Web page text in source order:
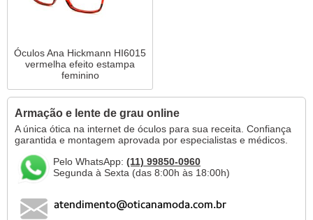
Óculos Ana Hickmann HI6015
vermelha efeito estampa
feminino
Armação e lente de grau online
A única ótica na internet de óculos para sua receita. Confiança
garantida e montagem aprovada por especialistas e médicos.
Pelo WhatsApp: (11) 99850-0960
Segunda à Sexta (das 8:00h às 18:00h)